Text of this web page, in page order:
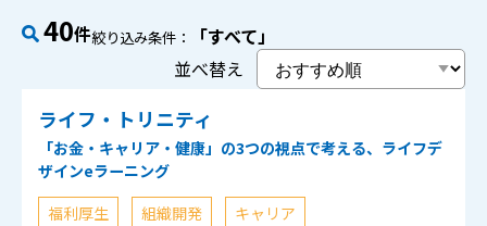
絞り込み条件： 「すべて」
40件
並べ替え
ライフ・トリニティ
「お金・キャリア・健康」の3つの視点で考える、ライフデ
ザインeラーニング
福利厚生
組織開発
キャリア